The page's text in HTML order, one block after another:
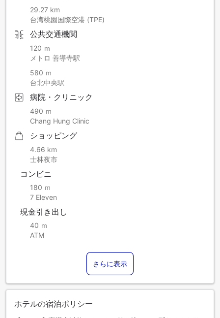
29.27 km
台湾桃園国際空港 (TPE)
公共交通機関
120 ｍ
メトロ 善導寺駅
580 ｍ
台北中央駅
病院・クリニック
490 ｍ
Chang Hung Clinic
ショッピング
4.66 km
士林夜市
コンビニ
180 ｍ
7 Eleven
現金引き出し
40 ｍ
ATM
さらに表示
ホテルの宿泊ポリシー